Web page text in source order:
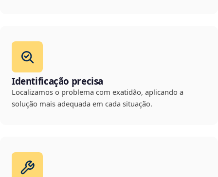
Identificação precisa
Localizamos o problema com exatidão, aplicando a
solução mais adequada em cada situação.